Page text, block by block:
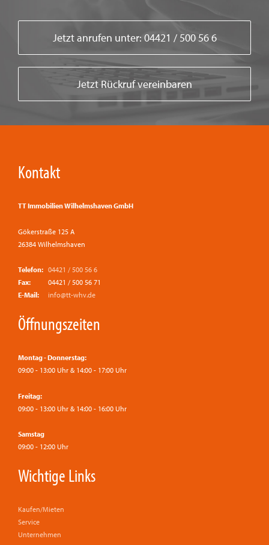
Jetzt anrufen unter: 04421 / 500 56 6
Jetzt Rückruf vereinbaren
Kontakt
TT Immobilien Wilhelmshaven GmbH
Gökerstraße 125 A
26384 Wilhelmshaven
Telefon: 04421 / 500 56 6
Fax:
04421 / 500 56 71
E-Mail:
info@tt-whv.de
Öffnungszeiten
Montag - Donnerstag:
09:00 - 13:00 Uhr & 14:00 - 17:00 Uhr
Freitag:
09:00 - 13:00 Uhr & 14:00 - 16:00 Uhr
Samstag
09:00 - 12:00 Uhr
Wichtige Links
Kaufen/Mieten
Service
Unternehmen